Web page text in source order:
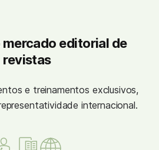
mercado editorial de
revistas
e treinamentos exclusivos,
internacional.